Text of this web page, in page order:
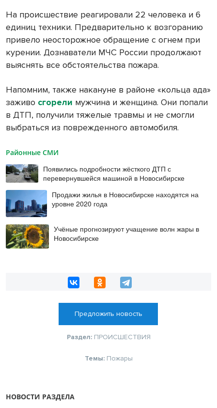
На происшествие реагировали 22 человека и 6
единиц техники. Предварительно к возгоранию
привело неосторожное обращение с огнем при
курении. Дознаватели МЧС России продолжают
выяснять все обстоятельства пожара.
Напомним, также накануне в районе «кольца ада»
заживо сгорели мужчина и женщина. Они попали
в ДТП, получили тяжелые травмы и не смогли
выбраться из поврежденного автомобиля.
Районные СМИ
Появились подробности жёсткого ДТП с
перевернувшейся машиной в Новосибирске
Продажи жилья в Новосибирске находятся на
уровне 2020 года
Учёные прогнозируют учащение волн жары в
Новосибирске
Предложить новость
Раздел: ПРОИСШЕСТВИЯ
Темы: Пожары
НОВОСТИ РАЗДЕЛА